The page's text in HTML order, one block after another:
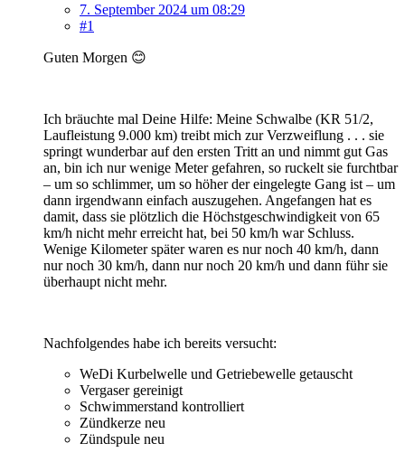
7. September 2024 um 08:29
#1
Guten Morgen 😊
Ich bräuchte mal Deine Hilfe: Meine Schwalbe (KR 51/2,
Laufleistung 9.000 km) treibt mich zur Verzweiflung . . . sie
springt wunderbar auf den ersten Tritt an und nimmt gut Gas
an, bin ich nur wenige Meter gefahren, so ruckelt sie furchtbar
– um so schlimmer, um so höher der eingelegte Gang ist – um
dann irgendwann einfach auszugehen. Angefangen hat es
damit, dass sie plötzlich die Höchstgeschwindigkeit von 65
km/h nicht mehr erreicht hat, bei 50 km/h war Schluss.
Wenige Kilometer später waren es nur noch 40 km/h, dann
nur noch 30 km/h, dann nur noch 20 km/h und dann führ sie
überhaupt nicht mehr.
Nachfolgendes habe ich bereits versucht:
WeDi Kurbelwelle und Getriebewelle getauscht
Vergaser gereinigt
Schwimmerstand kontrolliert
Zündkerze neu
Zündspule neu